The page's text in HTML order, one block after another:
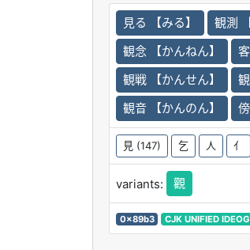
見る 【みる】 観測
観念 【かんねん】
観戦 【かんせん】
観音 【かんのん】
見 (147) 乞 人 亻
variants: 觀
0x89b3 CJK UNIFIED